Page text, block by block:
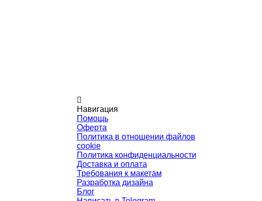
Навигация
Помощь
Оферта
Политика в отношении файлов
cookie
Политика конфиденциальности
Доставка и оплата
Требования к макетам
Разработка дизайна
Блог